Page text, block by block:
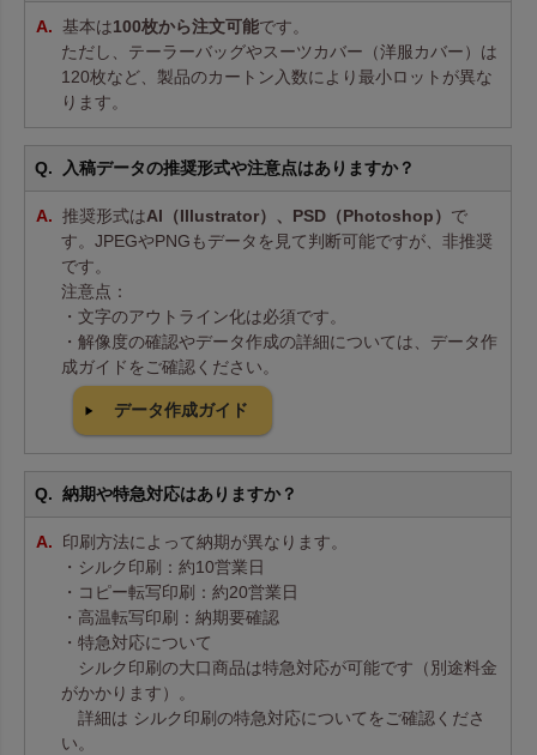
基本は100枚から注文可能です。
ただし、テーラーバッグやスーツカバー（洋服カバー）は
120枚など、製品のカートン入数により最小ロットが異な
ります。
入稿データの推奨形式や注意点はありますか？
推奨形式はAI（Illustrator）、PSD（Photoshop） で
す。JPEGやPNGもデータを見て判断可能ですが、非推奨
です。
注意点：
・文字のアウトライン化は必須です。
・解像度の確認やデータ作成の詳細については、データ作
成ガイドをご確認ください。
データ作成ガイド
納期や特急対応はありますか？
印刷方法によって納期が異なります。
・シルク印刷：約10営業日
・コピー転写印刷：約20営業日
・高温転写印刷：納期要確認
・特急対応について
シルク印刷の大口商品は特急対応が可能です（別途料金
がかかります）。
詳細は シルク印刷の特急対応についてをご確認くださ
い。